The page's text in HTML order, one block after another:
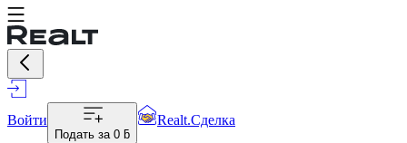
Войти
Подать за 0 ƃ
Realt.Сделка